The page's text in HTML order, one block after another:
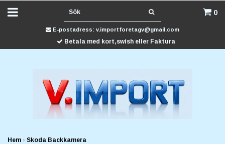
0
E-postadress: v.importforetagv@gmail.com
Betala med kort,swish eller Faktura
Hem › Skoda Backkamera